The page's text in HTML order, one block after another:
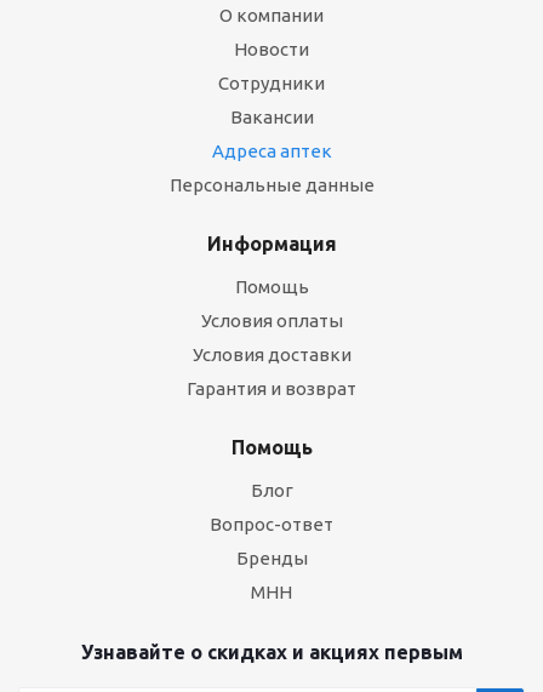
О компании
Новости
Сотрудники
Вакансии
Адреса аптек
Персональные данные
Информация
Помощь
Условия оплаты
Условия доставки
Гарантия и возврат
Помощь
Блог
Вопрос-ответ
Бренды
МНН
Узнавайте о скидках и акциях первым